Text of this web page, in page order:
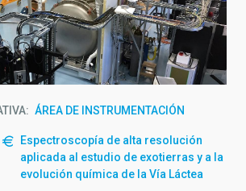
ÁREA DE INSTRUMENTACIÓN
Espectroscopía de alta resolución
aplicada al estudio de exotierras y a la
evolución química de la Vía Láctea